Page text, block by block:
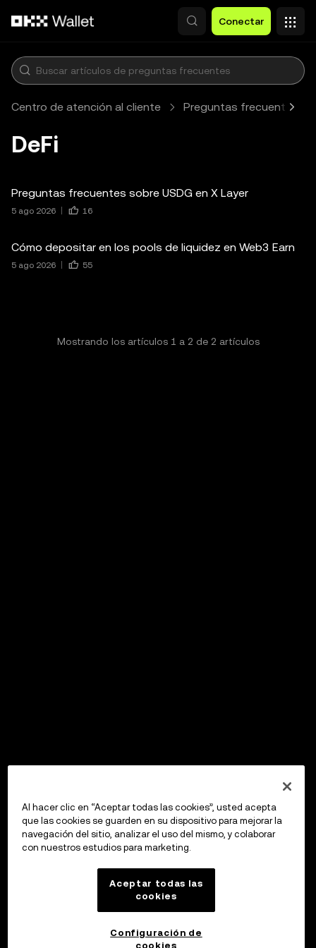
Conectar
Centro de atención al cliente Preguntas frecuentes
DeFi
Preguntas frecuentes sobre USDG en X Layer
5 ago 2026 16
Cómo depositar en los pools de liquidez en Web3 Earn
5 ago 2026 55
Mostrando los artículos 1 a 2 de 2 artículos
Al hacer clic en “Aceptar todas las cookies”, usted acepta
que las cookies se guarden en su dispositivo para mejorar la
navegación del sitio, analizar el uso del mismo, y colaborar
con nuestros estudios para marketing.
Aceptar todas las
cookies
Configuración de
cookies